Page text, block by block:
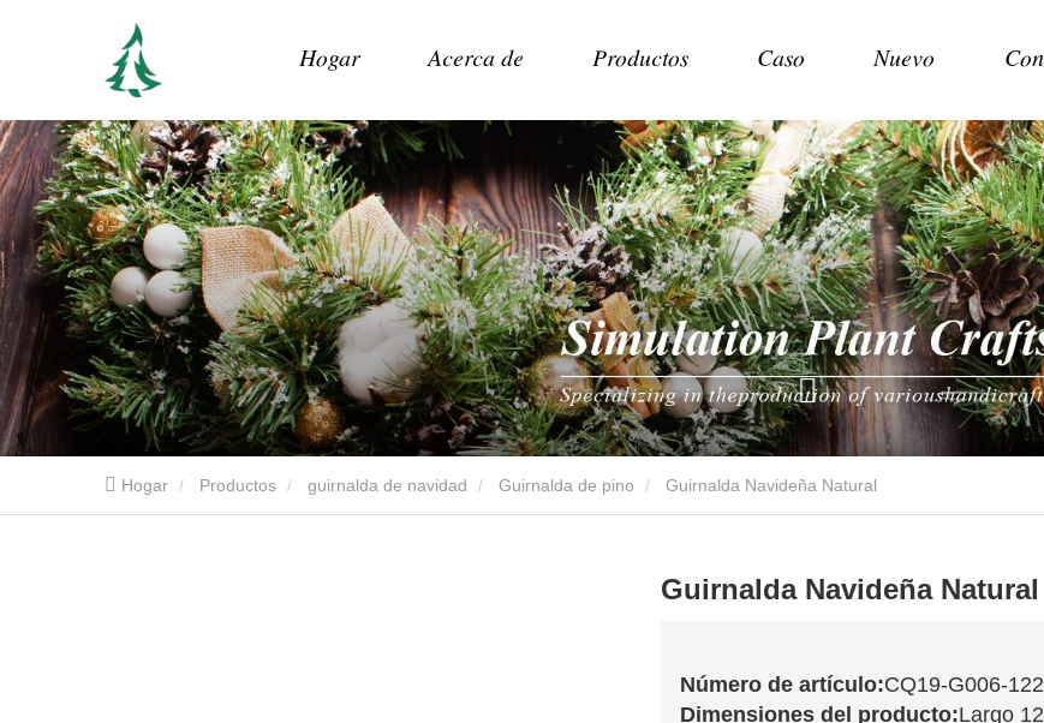
Hogar Acerca de Productos Caso Nuevo
Hogar Productos guirnalda de navidad Guirnalda de pino Guirnalda Navideña Natural
Guirnalda Navideña Natural
Número de artículo:CQ19-G006-
Dimensiones del producto:Largo